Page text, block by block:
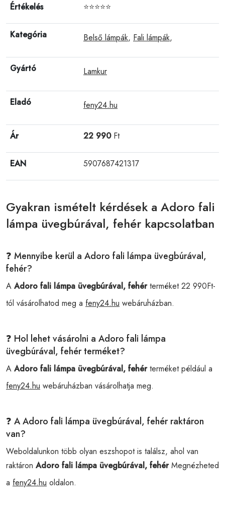
Értékelés ⭐⭐⭐⭐⭐
Kategória Belső lámpák, Fali lámpák,
Gyártó Lamkur
Eladó feny24.hu
Ár 22 990Ft
EAN 5907687421317
Gyakran ismételt kérdések a Adoro fali
lámpa üvegbúrával, fehér kapcsolatban
❓ Mennyibe kerül a Adoro fali lámpa üvegbúrával,
fehér?
A Adoro fali lámpa üvegbúrával, fehérterméket 22 990Ft-
tól vásárolhatod meg a feny24.hu webáruházban.
❓ Hol lehet vásárolni a Adoro fali lámpa
üvegbúrával, fehér terméket?
A Adoro fali lámpa üvegbúrával, fehérterméket például a
feny24.hu webáruházban vásárolhatja meg.
❓ A Adoro fali lámpa üvegbúrával, fehér raktáron
van?
Weboldalunkon több olyan eszshopot is találsz, ahol van
raktáron Adoro fali lámpa üvegbúrával, fehérMegnézheted
a feny24.hu oldalon.